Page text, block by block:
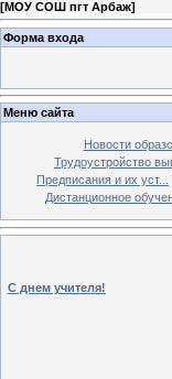
[МОУ СОШ пгт Арбаж]
Форма входа
Меню сайта
Новости
Трудоустройство
Предписания и их уст...
Дистанционное
С днем учителя!